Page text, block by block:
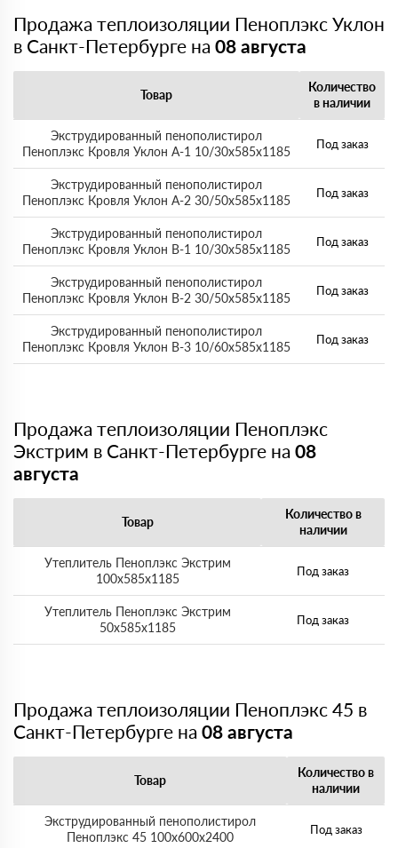
Продажа теплоизоляции Пеноплэкс Уклон
в Санкт-Петербурге на 08 августа
Товар
Количество
в наличии
Экструдированный пенополистирол
Пеноплэкс Кровля Уклон А-1 10/30х585х1185
Под заказ
Экструдированный пенополистирол
Пеноплэкс Кровля Уклон А-2 30/50х585х1185
Под заказ
Экструдированный пенополистирол
Пеноплэкс Кровля Уклон В-1 10/30х585х1185
Под заказ
Экструдированный пенополистирол
Пеноплэкс Кровля Уклон В-2 30/50х585х1185
Под заказ
Экструдированный пенополистирол
Пеноплэкс Кровля Уклон В-3 10/60х585х1185
Под заказ
Продажа теплоизоляции Пеноплэкс
Экстрим в Санкт-Петербурге на 08
августа
Товар
Количество в
наличии
Утеплитель Пеноплэкс Экстрим
100х585х1185
Под заказ
Утеплитель Пеноплэкс Экстрим
50х585х1185
Под заказ
Продажа теплоизоляции Пеноплэкс 45 в
Санкт-Петербурге на 08 августа
Товар
Количество в
наличии
Экструдированный пенополистирол
Пеноплэкс 45 100х600х2400
Под заказ